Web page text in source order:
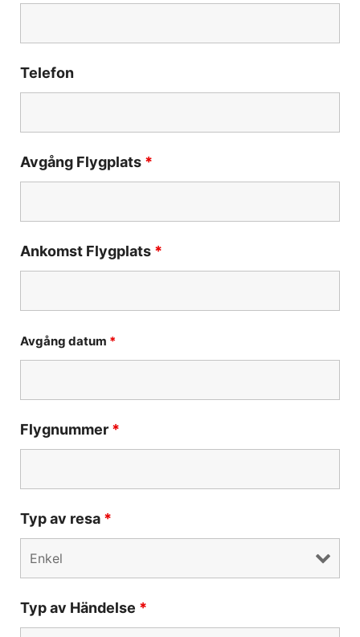
Telefon
Avgång Flygplats *
Ankomst Flygplats *
Avgång datum *
Flygnummer *
Typ av resa *
Typ av Händelse *